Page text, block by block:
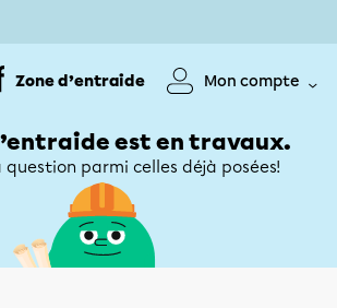
Zone d’entraide Mon compte
est en travaux.
parmi celles déjà posées!